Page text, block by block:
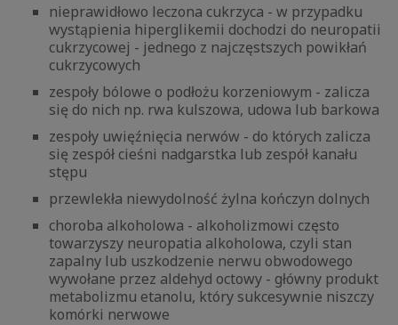
nieprawidłowo leczona cukrzyca - w przypadku
wystąpienia hiperglikemii dochodzi do neuropatii
cukrzycowej - jednego z najczęstszych powikłań
cukrzycowych
zespoły bólowe o podłożu korzeniowym - zalicza
się do nich np. rwa kulszowa, udowa lub barkowa
zespoły uwięźnięcia nerwów - do których zalicza
się zespół cieśni nadgarstka lub zespół kanału
stępu
przewlekła niewydolność żylna kończyn dolnych
choroba alkoholowa - alkoholizmowi często
towarzyszy neuropatia alkoholowa, czyli stan
zapalny lub uszkodzenie nerwu obwodowego
wywołane przez aldehyd octowy - główny produkt
metabolizmu etanolu, który sukcesywnie niszczy
komórki nerwowe